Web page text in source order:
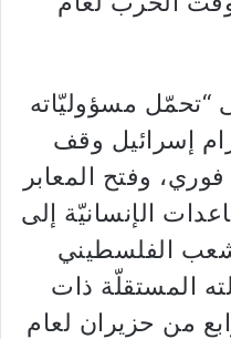
“تحمّل مسؤوليّاته
إسرائيل وقف
وفتح المعابر
الإنسانيّة إلى
الفلسطيني​
المستقلّة ذات
من حزيران لعام